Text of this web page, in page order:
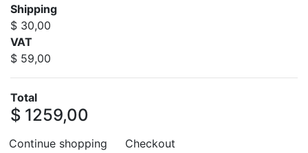
Shipping
$ 30,00
VAT
$ 59,00
Total
$ 1259,00
Continue shopping Checkout